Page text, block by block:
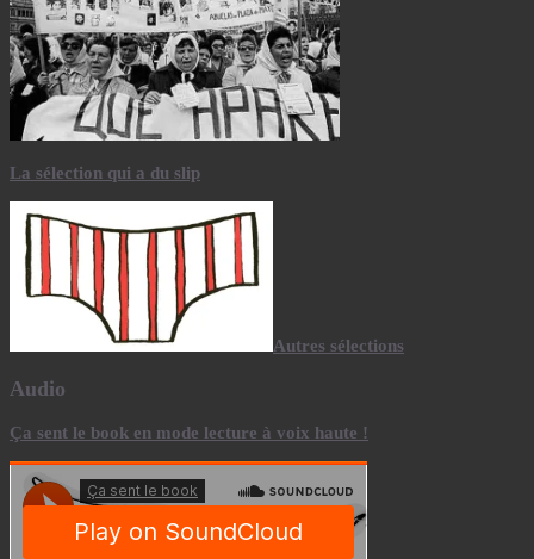
La sélection qui a du slip
Autres sélections
Audio
Ça sent le book en mode lecture à voix haute !